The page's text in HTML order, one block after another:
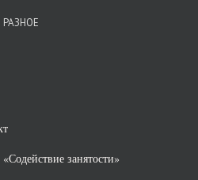
РАЗНОЕ
занятости»